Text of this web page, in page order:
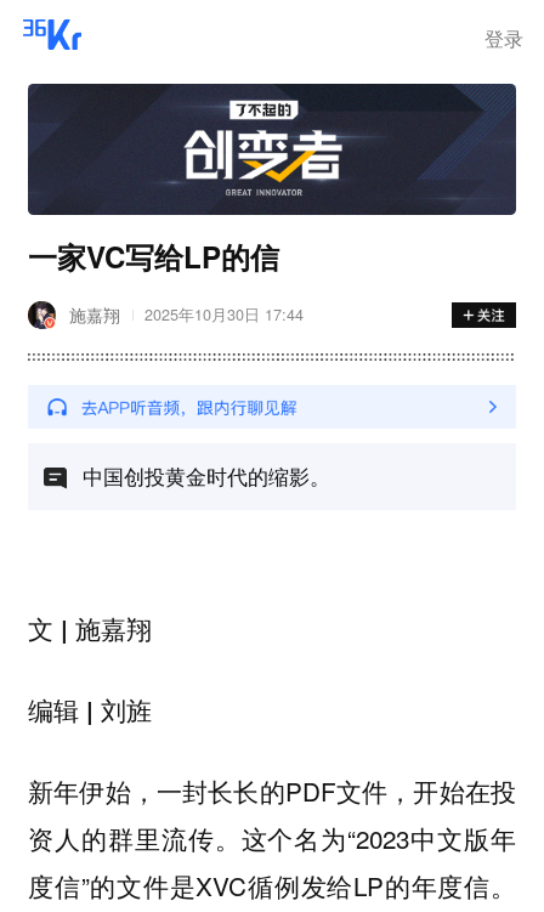
登录
一家VC写给LP的信
施嘉翔 2025年10月30日 17:44
中国创投黄金时代的缩影。
文 | 施嘉翔
编辑 | 刘旌
新年伊始，一封长长的PDF文件，开始在投
资人的群里流传。这个名为“2023中文版年
度信”的文件是XVC循例发给LP的年度信。